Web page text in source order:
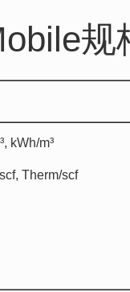
规
kWh/m³
Therm/scf